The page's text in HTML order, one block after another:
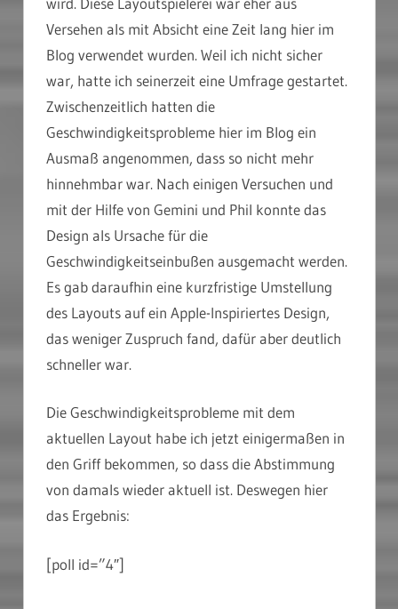
Versehen als mit Absicht eine Zeit lang hier im
Blog verwendet wurden. Weil ich nicht sicher
war, hatte ich seinerzeit eine Umfrage gestartet.
Zwischenzeitlich hatten die
Geschwindigkeitsprobleme hier im Blog ein
Ausmaß angenommen, dass so nicht mehr
hinnehmbar war. Nach einigen Versuchen und
mit der Hilfe von Gemini und Phil konnte das
Design als Ursache für die
Geschwindigkeitseinbußen ausgemacht werden.
Es gab daraufhin eine kurzfristige Umstellung
des Layouts auf ein Apple-Inspiriertes Design,
das weniger Zuspruch fand, dafür aber deutlich
schneller war.
Die Geschwindigkeitsprobleme mit dem
aktuellen Layout habe ich jetzt einigermaßen in
den Griff bekommen, so dass die Abstimmung
von damals wieder aktuell ist. Deswegen hier
das Ergebnis:
[poll id=”4″]